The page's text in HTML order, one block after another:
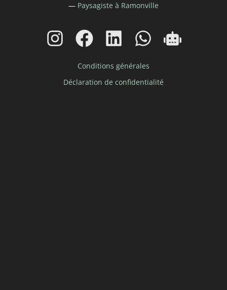
— Paysagiste à Ramonville
Conditions générales
Déclaration de confidentialité